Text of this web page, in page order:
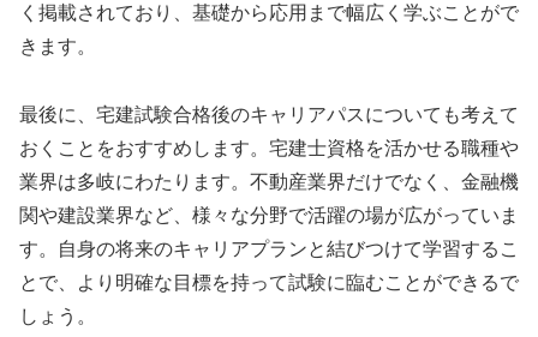
く掲載されており、基礎から応用まで幅広く学ぶことがで
きます。
最後に、宅建試験合格後のキャリアパスについても考えて
おくことをおすすめします。宅建士資格を活かせる職種や
業界は多岐にわたります。不動産業界だけでなく、金融機
関や建設業界など、様々な分野で活躍の場が広がっていま
す。自身の将来のキャリアプランと結びつけて学習するこ
とで、より明確な目標を持って試験に臨むことができるで
しょう。